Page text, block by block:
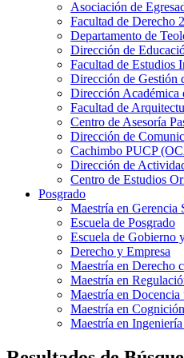
Asociación de
Facultad de Derecho 2
Departamento de
Dirección de
Facultad de Estudios
Dirección de Gestión
Dirección Académica
Facultad de
Centro de Asesoría
Dirección de
Cachimbo PUCP
Dirección de
Centro de Estudios
Posgrado
Maestría en Gerencia
Escuela de Posgrado
Escuela de Gobierno
Derecho y Empresa
Maestría en Derecho
Maestría en
Maestría en Docencia
Maestría en
Maestría en